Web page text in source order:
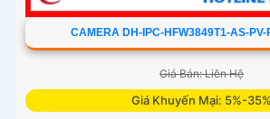
CAMERA DH-IPC-HFW3849T1-AS-
Giá Bán: Liên Hệ
Giá Khuyến Mại: 5%-35%